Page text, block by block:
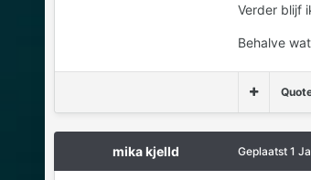
Verder blijf
Behalve
mika kjelld Geplaatst 1